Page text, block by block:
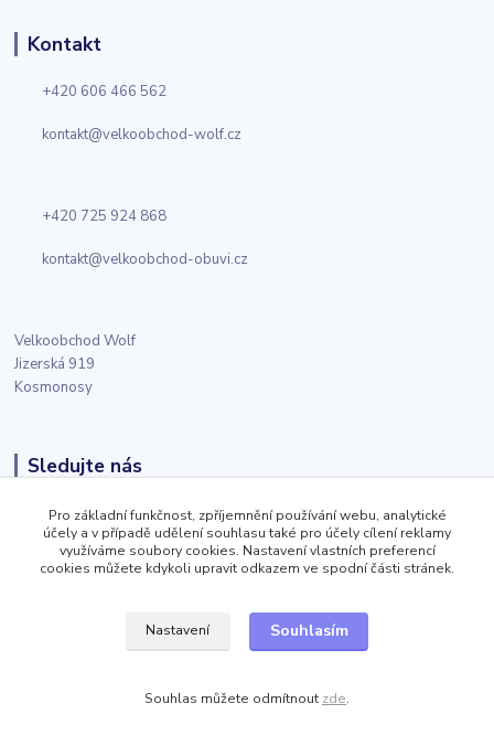
Kontakt
+420 606 466 562
kontakt@velkoobchod-wolf.cz
+420 725 924 868
kontakt@velkoobchod-obuvi.cz
Velkoobchod Wolf
Jizerská 919
Kosmonosy
Sledujte nás
Facebook
Instagram
Pro základní funkčnost, zpříjemnění používání webu, analytické
účely a v případě udělení souhlasu také pro účely cílení reklamy
využíváme soubory cookies. Nastavení vlastních preferencí
cookies můžete kdykoli upravit odkazem ve spodní části stránek.
Nastavení Souhlasím
Souhlas můžete odmítnout zde.